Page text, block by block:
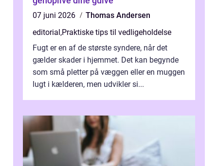
07 juni 2026
Thomas Andersen
editorial,Praktiske tips til vedligeholdelse
Fugt er en af de største syndere, når det
gælder skader i hjemmet. Det kan begynde
som små pletter på væggen eller en muggen
lugt i kælderen, men udvikler si...